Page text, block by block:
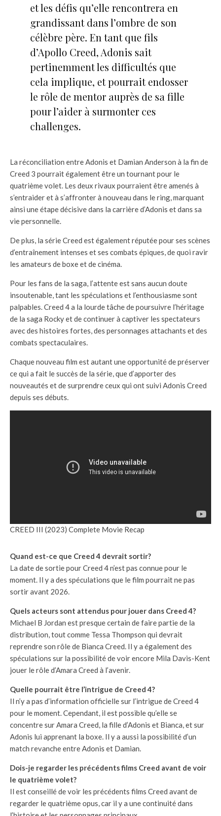
et les défis qu’elle rencontrera en
grandissant dans l’ombre de son
célèbre père. En tant que fils
d’Apollo Creed, Adonis sait
pertinemment les difficultés que
cela implique, et pourrait endosser
le rôle de mentor auprès de sa fille
pour l’aider à surmonter ces
challenges.
La réconciliation entre Adonis et Damian Anderson à la fin de
Creed 3 pourrait également être un tournant pour le
quatrième volet. Les deux rivaux pourraient être amenés à
s’entraider et à s’affronter à nouveau dans le ring, marquant
ainsi une étape décisive dans la carrière d’Adonis et dans sa
vie personnelle.
De plus, la série Creed est également réputée pour ses scènes
d’entraînement intenses et ses combats épiques, de quoi ravir
les amateurs de boxe et de cinéma.
Pour les fans de la saga, l’attente est sans aucun doute
insoutenable, tant les spéculations et l’enthousiasme sont
palpables. Creed 4 a la lourde tâche de poursuivre l’héritage
de la saga Rocky et de continuer à captiver les spectateurs
avec des histoires fortes, des personnages attachants et des
combats spectaculaires.
Chaque nouveau film est autant une opportunité de préserver
ce qui a fait le succès de la série, que d’apporter des
nouveautés et de surprendre ceux qui ont suivi Adonis Creed
depuis ses débuts.
CREED III (2023) Complete Movie Recap
Quand est-ce que Creed 4 devrait sortir?
La date de sortie pour Creed 4 n’est pas connue pour le
moment. Il y a des spéculations que le film pourrait ne pas
sortir avant 2026.
Quels acteurs sont attendus pour jouer dans Creed 4?
Michael B Jordan est presque certain de faire partie de la
distribution, tout comme Tessa Thompson qui devrait
reprendre son rôle de Bianca Creed. Il y a également des
spéculations sur la possibilité de voir encore Mila Davis-Kent
jouer le rôle d’Amara Creed à l’avenir.
Quelle pourrait être l’intrigue de Creed 4?
Il n’y a pas d’information officielle sur l’intrigue de Creed 4
pour le moment. Cependant, il est possible qu’elle se
concentre sur Amara Creed, la fille d’Adonis et Bianca, et sur
Adonis lui apprenant la boxe. Il y a aussi la possibilité d’un
match revanche entre Adonis et Damian.
Dois-je regarder les précédents films Creed avant de voir
le quatrième volet?
Il est conseillé de voir les précédents films Creed avant de
regarder le quatrième opus, car il y a une continuité dans